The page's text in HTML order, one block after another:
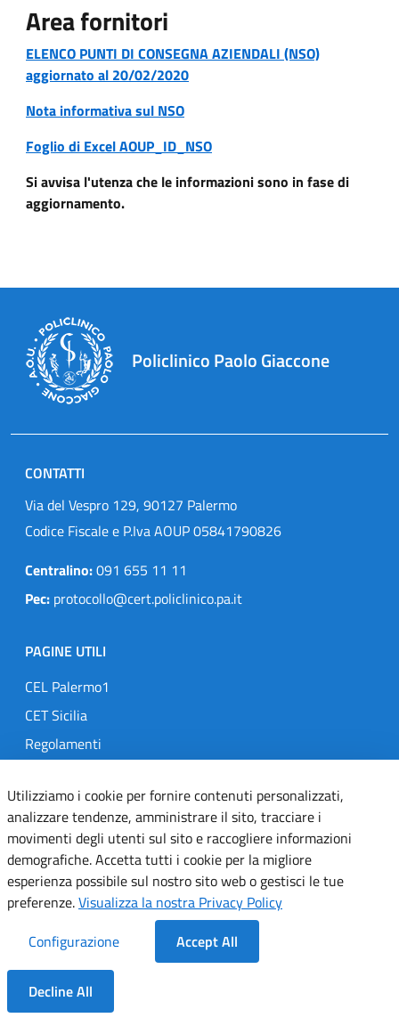
Dentro la Sezione
Area fornitori
ELENCO PUNTI DI CONSEGNA AZIENDALI (NSO)
aggiornato al 20/02/2020
Nota informativa sul NSO
Foglio di Excel AOUP_ID_NSO
Si avvisa l'utenza che le informazioni sono in fase di
aggiornamento.
Policlinico Paolo Giaccone
CONTATTI
Via del Vespro 129, 90127 Palermo
Codice Fiscale e P.Iva AOUP 05841790826
Centralino:091 655 11 11
Pec: protocollo@cert.policlinico.pa.it
PAGINE UTILI
CEL Palermo1
CET Sicilia
Regolamenti
Telemedicina
MedOral
TRASPARENZA
Amministrazione Trasparente
Gare e Concorsi
Delibere
Determine
Utilizziamo i cookie per fornire contenuti personalizzati,
analizzare tendenze, amministrare il sito, tracciare i
movimenti degli utenti sul sito e raccogliere informazioni
demografiche. Accetta tutti i cookie per la migliore
esperienza possibile sul nostro sito web o gestisci le tue
preferenze.Visualizza la nostra Privacy Policy
Configurazione
Accept All
Decline All